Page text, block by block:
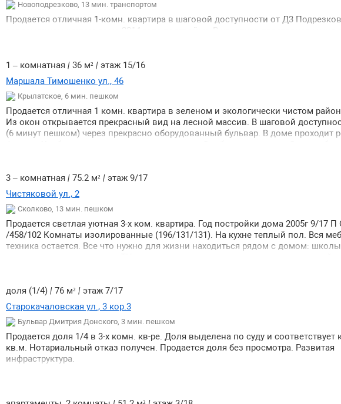
Новоподрезково, 13 мин. транспортом
Продается отличная 1-комн. квартира в шаговой доступности от Д3
современном жилом доме 2014 года постройки. В квартире просторная кухня
1 – комнатная | 36 м² | этаж 15/16
Маршала Тимошенко ул., 46
Крылатское, 6 мин. пешком
Продается отличная 1 комн. квартира в зеленом и экологически чистом
Из окон открывается прекрасный вид на лесной массив. В шаговой
(6 минут пешком) через прекрасно оборудованный бульвар. В доме проходит
3 – комнатная | 75.2 м² | этаж 9/17
Чистяковой ул., 2
Сколково, 13 мин. пешком
Продается светлая уютная 3-х ком. квартира. Год постройки дома 2005г 9/17
/458/102 Комнаты изолированные (196/131/131). На кухне теплый пол. Вся
техника остается. Все что нужно для жизни находиться рядом с домом:
автомобилистов на Минское шоссе Можайское шоссе. Альтернатива. 2
собственника. Торг.
доля (1/4) | 76 м² | этаж 7/17
Старокачаловская ул., 3 кор.3
Бульвар Дмитрия Донского, 3 мин. пешком
Продается доля 1/4 в 3-х комн. кв-ре. Доля выделена по суду и соответствует
кв.м. Нотариальный отказ получен. Продается доля без просмотра. Развитая
инфраструктура.